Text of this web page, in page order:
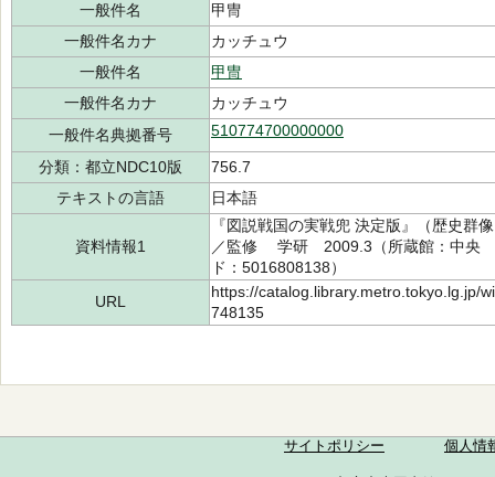
一般件名
甲冑
一般件名カナ
カッチュウ
一般件名
甲冑
一般件名カナ
カッチュウ
一般件名典拠番号
510774700000000
分類：都立NDC10版
756.7
テキストの言語
日本語
資料情報1
『図説戦国の実戦兜 決定版』（歴史
／監修 学研 2009.3（所蔵館：中央
ド：5016808138）
URL
https://catalog.library.metro.tokyo.lg.jp/
748135
サイトポリシー 個人情